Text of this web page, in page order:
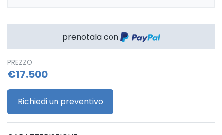
prenotala con
PREZZO
€17.500
Richiedi un preventivo